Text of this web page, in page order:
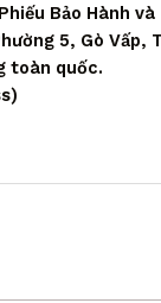
Bảo Hành
5, Gò Vấp,
toàn quốc.